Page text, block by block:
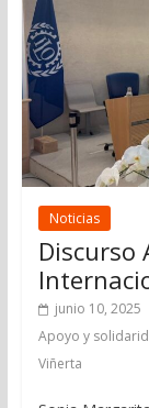
Noticias
Discurso
junio 10, 2025
Apoyo y
Viñerta